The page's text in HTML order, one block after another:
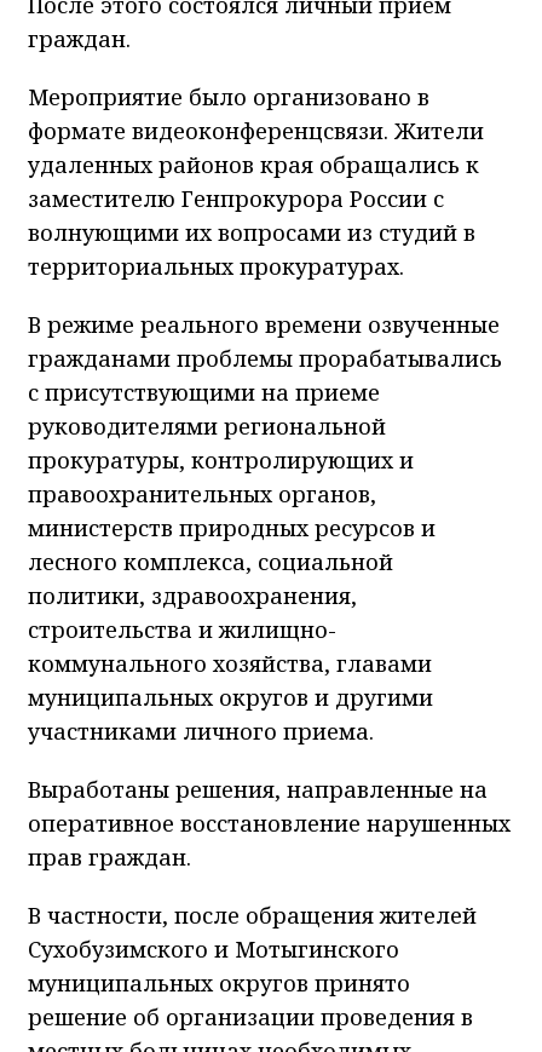
граждан.
Мероприятие было организовано в
формате видеоконференцсвязи. Жители
удаленных районов края обращались к
заместителю Генпрокурора России с
волнующими их вопросами из студий в
территориальных прокуратурах.
В режиме реального времени озвученные
гражданами проблемы прорабатывались
с присутствующими на приеме
руководителями региональной
прокуратуры, контролирующих и
правоохранительных органов,
министерств природных ресурсов и
лесного комплекса, социальной
политики, здравоохранения,
строительства и жилищно-
коммунального хозяйства, главами
муниципальных округов и другими
участниками личного приема.
Выработаны решения, направленные на
оперативное восстановление нарушенных
прав граждан.
В частности, после обращения жителей
Сухобузимского и Мотыгинского
муниципальных округов принято
решение об организации проведения в